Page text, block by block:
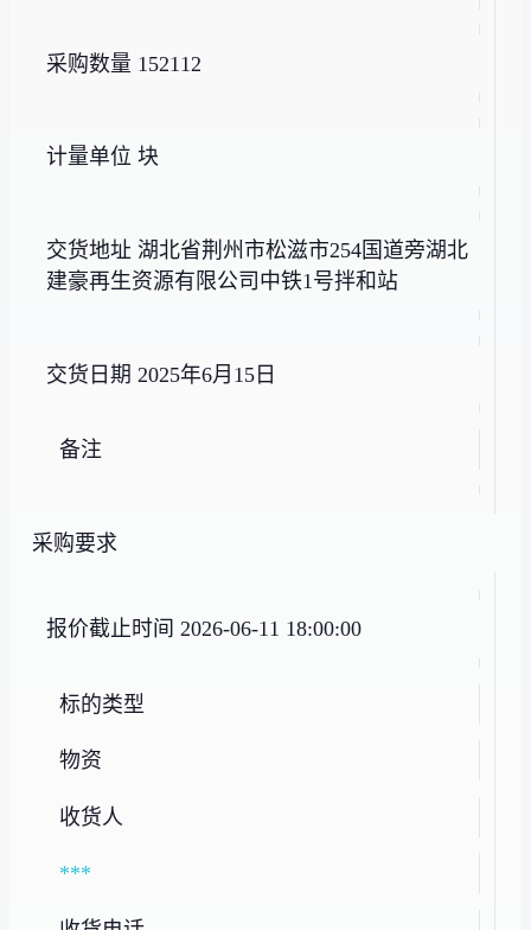
采购数量 152112
计量单位 块
交货地址 湖北省荆州市松滋市254国道旁湖北
建豪再生资源有限公司中铁1号拌和站
交货日期 2025年6月15日
备注
采购要求
报价截止时间 2026-06-11 18:00:00
标的类型
物资
收货人
***